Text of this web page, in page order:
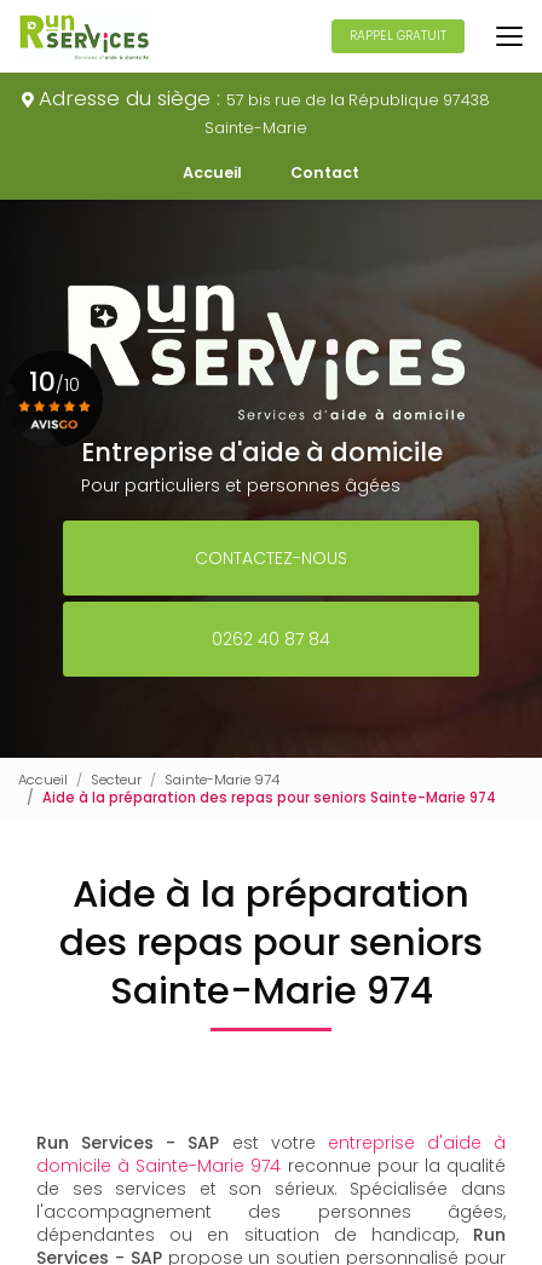
Aller
au
principal
Adresse du siège : 57 bis rue de la République 97438
Sainte-Marie
Accueil Contact
RAPPEL GRATUIT
Entreprise d'aide à domicile
Pour particuliers et personnes âgées
CONTACTEZ-NOUS
0262 40 87 84
10/10
Voir le certificat
Accueil Secteur
Sainte-Marie 974
Aide à la préparation des repas pour seniors Sainte-Marie 974
Aide à la préparation
des repas pour seniors
Sainte-Marie 974
Run Services - SAP est votre entreprise d'aide à
domicile à Sainte-Marie 974 reconnue pour la qualité
de ses services et son sérieux. Spécialisée dans
l'accompagnement des personnes âgées,
dépendantes ou en situation de handicap, Run
Services - SAP propose un soutien personnalisé pour